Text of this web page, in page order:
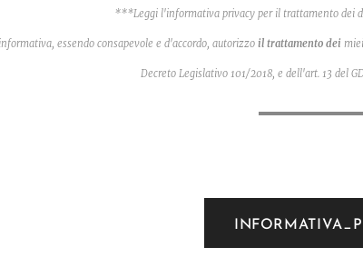
***Leggi l'informativa privacy per il trattamento dei
essendo consapevole e d'accordo, autorizzo il trattamento dei miei
Decreto Legislativo 101/2018, e dell'art. 13 del